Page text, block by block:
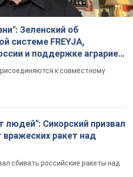
Зеленский об
системе FREYJA,
и поддержке аграриев.
к совместному
людей": Сикорский призвал
вражеских ракет над
сбивать российские ракеты над